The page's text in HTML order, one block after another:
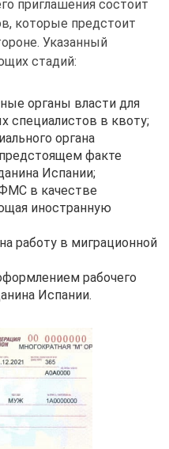
приглашения состоит
которые предстоит
Указанный
стадий:
органы власти для
специалистов в квоту;
органа
факте
Испании;
в качестве
иностранную
работу в миграционной
рабочего
Испании.